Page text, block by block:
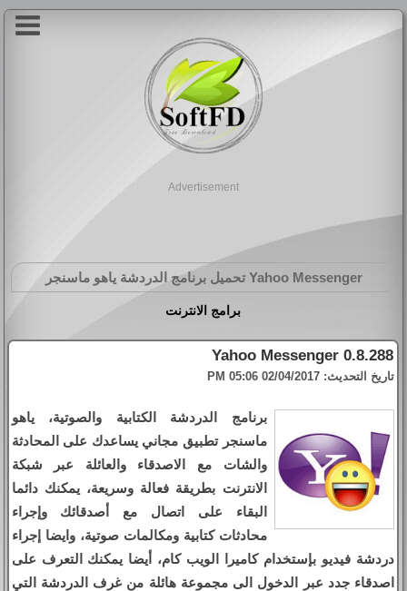
Advertisement
Yahoo Messenger تحميل برنامج الدردشة ياهو ماسنجر
برامج الانترنت
Yahoo Messenger 0.8.288
تاريخ التحديث: 02/04/2017 05:06 PM
برنامج الدردشة الكتابية والصوتية، ياهو
ماسنجر تطبيق مجاني يساعدك على المحادثة
والشات مع الاصدقاء والعائلة عبر شبكة
الانترنت بطريقة فعالة وسريعة، يمكنك دائما
البقاء على اتصال مع أصدقائك وإجراء
محادثات كتابية ومكالمات صوتية، وايضا إجراء
دردشة فيديو بإستخدام كاميرا الويب كام، أيضا يمكنك التعرف على
اصدقاء جدد عبر الدخول الى مجموعة هائلة من غرف الدردشة التي